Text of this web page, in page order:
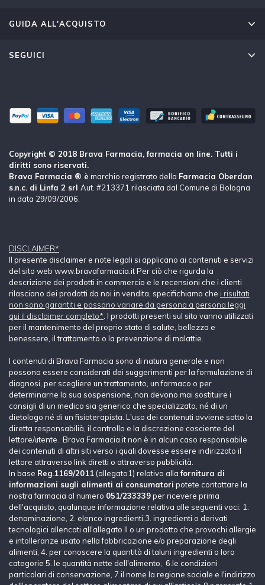
GUIDA ALL'ACQUISTO
SEGUICI
Copyright © 2018 Brava Farmacia, farmacia on line. Tutti i
diritti sono riservati.
Brava Farmacia ® è marchio registrato della Farmacia Oberdan
s.n.c. di Linfa 2 srl Aut. #213371 rilasciata dal Comune di Bologna
in data 29/09/2006.
DISCLAIMER*
Il presente disclaimer e note legali si applicano ai contenuti e servizi
del sito web www.bravafarmacia.it Per ciò che rigurda la
descrizione dei prodotti in commercio e le recensioni che i clienti
rilasciano dei prodotti da noi in vendita, specifichiamo che i risultati
non sono garantiti e possono variare da persona a persona leggi
qui il disclaimer completo* . I prodotti presenti sul sito vanno utilizzati
per il mantenimento del proprio stato di salute, bellezza e
benessere, il trattamento o la prevenzione di malattie.
I contenuti di Brava Farmacia sono di natura generale e non
possono essere considerati dei suggerimenti per la formulazione di
diagnosi, per scegliere un trattamento, un farmaco o per
determinarne la sua sospensione, non devono mai sostituire i
consigli di un medico sia generico che specializzato, né di un
dietologo né di un fisioterapista. L'uso dei contenuti avviene sotto la
diretta responsabilià, il controllo e la discrezione cosciente del
lettore/utente. Brava Farmacia.it non è in alcun caso responsabile
dei contenuti di altri siti verso i quali dovesse essere indirizzato il
lettore attraverso link diretti o attraverso pubblicità.
In base Reg.1169/2011 (allegato1) relativo allafornitura di
informazioni sugli alimenti ai consumatori potete contattare la
nostra farmacia al numero 051/233339per ricevere prima
dell'acquisto, qualunque informazione relativa alle seguenti voci: 1.
denominazione, 2. elenco ingredienti,3. ingredienti o derivati
tecnologici allencati all'allegato II o un prodotto che provochi allergie
e intolleranze usato nella fabbricazione e/o preparazione degli
alimenti, 4. per conoscere la quantità di taluni ingredienti o loro
categorie 5. le quantità nette dell'alimento, 6.le condizioni
particolari di conservazione, 7.il nome la regione sociale e l'indirizzo